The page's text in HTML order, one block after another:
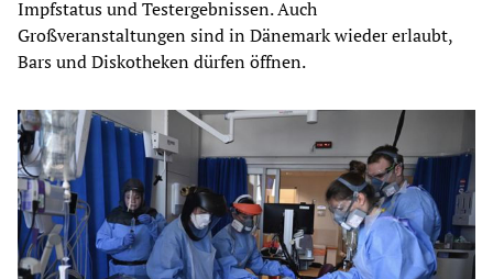
Impfstatus und Testergebnissen. Auch
Großveranstaltungen sind in Dänemark wieder erlaubt,
Bars und Diskotheken dürfen öffnen.